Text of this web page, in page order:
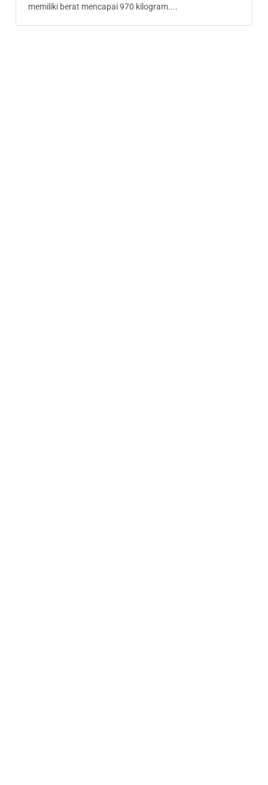
memiliki berat mencapai 970 kilogram....